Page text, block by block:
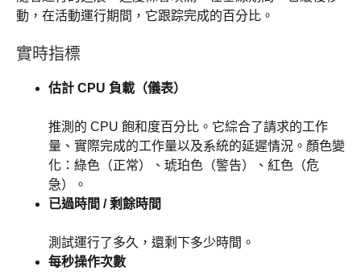
動，在活動運行期間，它跟踪完成的百分比。
實時指標
估計 CPU 負載（儀表）
推測的 CPU 飽和度百分比。它綜合了請求的工作
量、實際完成的工作量以及系統的延遲情況。顏色變
化：綠色（正常）、琥珀色（警告）、紅色（危
急）。
已過時間 / 剩餘時間
測試運行了多久，還剩下多少時間。
每秒操作次數